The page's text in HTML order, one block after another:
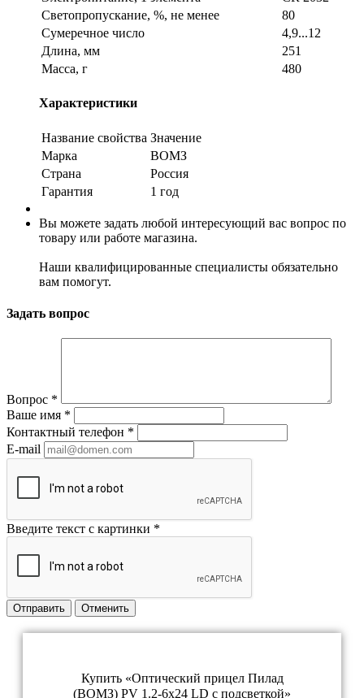
Светопропускание, %, не менее
80
Сумеречное число
4,9...12
Длина, мм
251
Масса, г
480
Характеристики
Название свойства Значение
Марка
ВОМЗ
Страна
Россия
Гарантия
1 год
Вы можете задать любой интересующий вас вопрос по
товару или работе магазина.
Наши квалифицированные специалисты обязательно
вам помогут.
Задать вопрос
Вопрос *
Ваше имя *
Контактный телефон *
E-mail
Введите текст с картинки *
Отправить Отменить
Купить «Оптический прицел Пилад
(ВОМЗ) PV 1.2-6x24 LD с подсветкой»